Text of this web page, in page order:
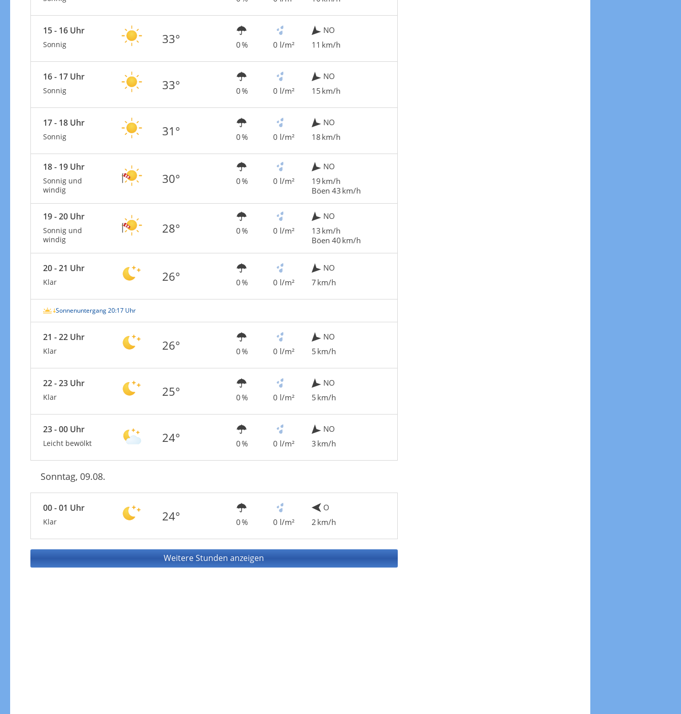
15 - 16 Uhr
Sonnig 33° 0 % 0 l/m²
NO
11 km/h
16 - 17 Uhr
Sonnig 33° 0 % 0 l/m²
NO
15 km/h
17 - 18 Uhr
Sonnig 31° 0 % 0 l/m²
NO
18 km/h
18 - 19 Uhr
Sonnig und
windig
30° 0 % 0 l/m²
NO
19 km/h
Böen 43 km/h
19 - 20 Uhr
Sonnig und
windig
28° 0 % 0 l/m²
NO
13 km/h
Böen 40 km/h
20 - 21 Uhr
Klar 26° 0 % 0 l/m²
NO
7 km/h
Sonnenuntergang 20:17 Uhr
21 - 22 Uhr
Klar 26° 0 % 0 l/m²
NO
5 km/h
22 - 23 Uhr
Klar 25° 0 % 0 l/m²
NO
5 km/h
23 - 00 Uhr
Leicht bewölkt 24° 0 % 0 l/m²
NO
3 km/h
Sonntag, 09.08.
00 - 01 Uhr
Klar 24° 0 % 0 l/m²
O
2 km/h
Weitere Stunden anzeigen